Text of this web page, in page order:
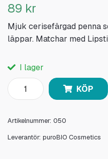
89 kr
Mjuk cerisefärgad penna
läppar. Matchar med
I lager
KÖP
Artikelnummer: 050
Leverantör: puroBIO Cosmetics